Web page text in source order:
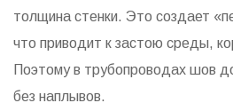
толщина стенки. Это создает
что приводит к застою среды,
Поэтому в трубопроводах шов
без наплывов.